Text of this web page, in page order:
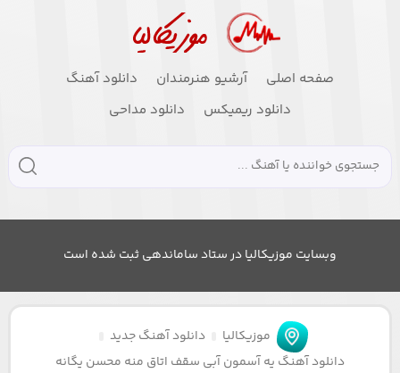
صفحه اصلی آرشیو هنرمندان
دانلود آهنگ
دانلود ریمیکس
دانلود مداحی
وبسایت موزیکالیا در ستاد ساماندهی ثبت شده است
موزیکالیا
دانلود آهنگ جدید
دانلود آهنگ یه آسمون آبی سقف اتاق منه محسن یگانه